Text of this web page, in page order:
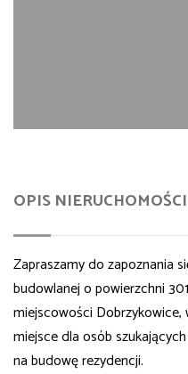
OPIS NIERUCHOMOŚCI
Zapraszamy do zapoznania
budowlanej o powierzchni
miejscowości Dobrzykowice,
miejsce dla osób
na budowę rezydencji.